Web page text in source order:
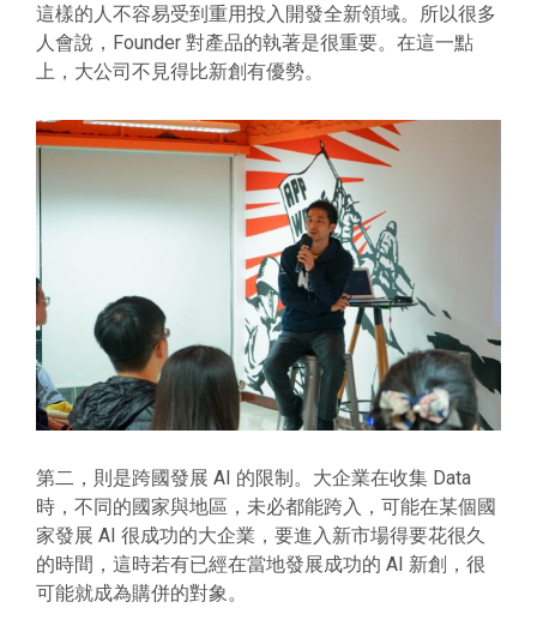
這樣的人不容易受到重用投入開發全新領域。所以很多
人會說，Founder 對產品的執著是很重要。在這一點
上，大公司不見得比新創有優勢。
第二，則是跨國發展 AI 的限制。大企業在收集 Data
時，不同的國家與地區，未必都能跨入，可能在某個國
家發展 AI 很成功的大企業，要進入新市場得要花很久
的時間，這時若有已經在當地發展成功的 AI 新創，很
可能就成為購併的對象。